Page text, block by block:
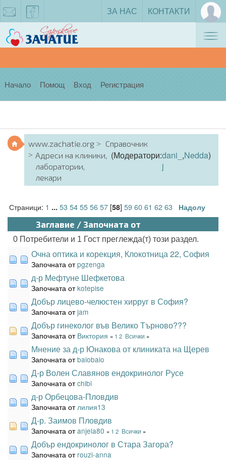
facebook
ЗА НАС КОНТАКТИ
Начало Помощ Вход Регистрация
www.zachatie.org
Справочник
Адреси на клиники,
лаборатории,
лекари
(Модератори:dani_
j
,Nedda)
Страници: 1 ... 5354555657[58] 596061 6263
Надолу
Заглавие / Започната от
0 Потребители и 1 Гост преглежда(т) този раздел.
Очна оптика и корекция, Клокотница 22, София
Започната отpgzenga
д-р Мефтуне Шефкетова
Започната отkotepise
Добър лицево-челюстен хирруг в София?
Започната отjam
Добър гинеколог във Велико Търново???
Започната от Виктория « 1 2 Всички »
Мнение за д-р Юнакова от клиниката на Щерев
Започната отbaiobaio
Д-р Волен Славянов ендокринолог Русе
Започната отchibi
д-р Орбецова-Пловдив
Започната от лилия13
Д-р. Заимов Пловдив
Започната отanjela80 « 1 2 Всички »
Добър ендокринолог в Стара Загора?
Започната от rouzi-anna